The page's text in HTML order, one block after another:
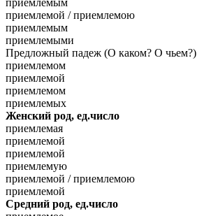
приемлемым
приемлемой / приемлемою
приемлемым
приемлемыми
Предложный падеж (О каком? О чьем?)
приемлемом
приемлемой
приемлемом
приемлемых
Женский род, ед.число
приемлемая
приемлемой
приемлемой
приемлемую
приемлемой / приемлемою
приемлемой
Средний род, ед.число